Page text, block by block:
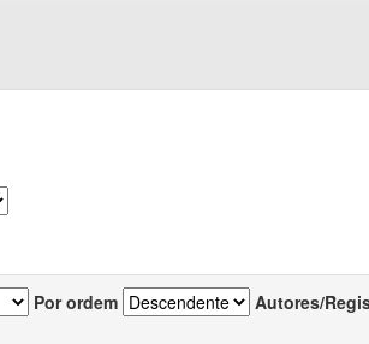
Por ordem Autores/